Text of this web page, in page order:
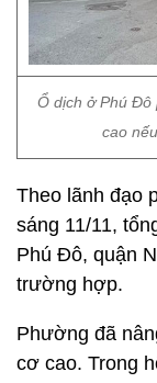
Ổ dịch ở Phú Đô
cao
Theo lãnh đạo
sáng 11/11,
Phú Đô, quận
trường hợp.
Phường đã
cơ cao. Trong